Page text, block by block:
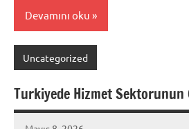
Devamını oku
Uncategorized
Turkiyede Hizmet Sektorunun